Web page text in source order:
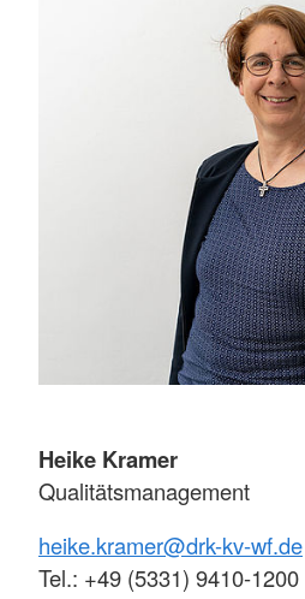
Heike Kramer
Qualitätsmanagement
heike.kramer@drk-kv-wf.de
Tel.: +49 (5331) 9410-1200